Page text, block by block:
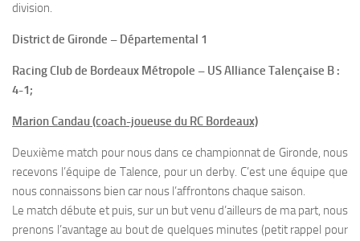
division.
District de Gironde – Départemental 1
Racing Club de Bordeaux Métropole – US Alliance Talençaise B :
4-1;
Marion Candau (coach-joueuse du RC Bordeaux)
Deuxième match pour nous dans ce championnat de Gironde, nous
recevons l’équipe de Talence, pour un derby. C’est une équipe que
nous connaissons bien car nous l’affrontons chaque saison.
Le match débute et puis, sur un but venu d’ailleurs de ma part, nous
prenons l’avantage au bout de quelques minutes (petit rappel pour